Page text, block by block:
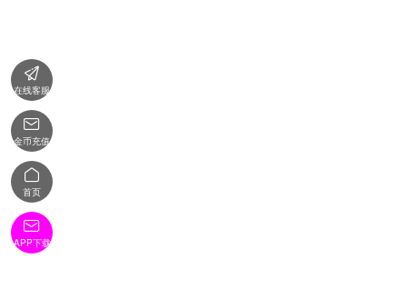

在线客服

金币充值

首页

APP下载